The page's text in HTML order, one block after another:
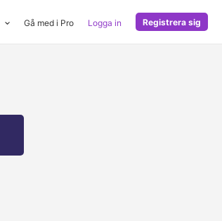
Gå med i Pro Logga in Registrera sig